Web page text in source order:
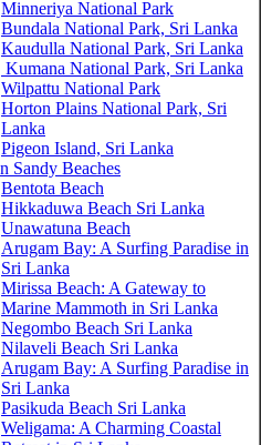
Minneriya National Park
Bundala National Park, Sri Lanka
Kaudulla National Park, Sri Lanka
Kumana National Park, Sri Lanka
Wilpattu National Park
Horton Plains National Park, Sri
Lanka
Pigeon Island, Sri Lanka
Sandy Beaches
Bentota Beach
Hikkaduwa Beach Sri Lanka
Unawatuna Beach
Arugam Bay: A Surfing Paradise in
Sri Lanka
Mirissa Beach: A Gateway to
Marine Mammoth in Sri Lanka
Negombo Beach Sri Lanka
Nilaveli Beach Sri Lanka
Arugam Bay: A Surfing Paradise in
Sri Lanka
Pasikuda Beach Sri Lanka
Weligama: A Charming Coastal